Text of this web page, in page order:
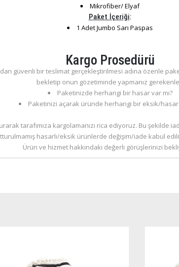
Mikrofiber/ Elyaf
Paket İçeriği:
1 Adet Jumbo Sarı Paspas
Kargo Prosedürü
güvenli bir teslimat gerçekleştirilmesi adına özenle
bekletip onun gözetiminde yapmanız
Paketinizde herhangi bir hasar var mı?
Paketinizi açarak üründe herhangi bir eksik/hasar
tarafımıza kargolamanızı rica ediyoruz. Bu şekilde
hasarlı/eksik ürünlerde değişim/iade kabul
Ürün ve hizmet hakkındaki değerli görüşlerinizi